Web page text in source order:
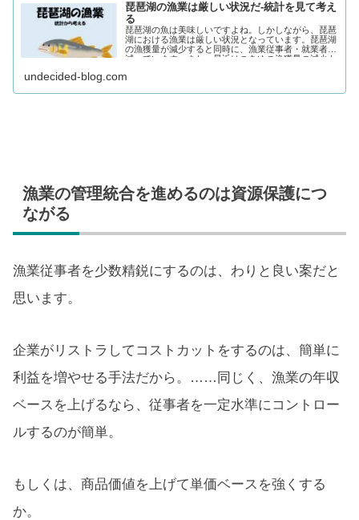
琵琶湖の漁業は厳しい状況だ-統計を見て考え
る
琵琶湖の魚は美味しいですよね。しかしながら、琵琶
湖における漁業は厳しい状況となっています。琵琶湖
の漁獲量が減少すると同時に、漁業従事者・就業者が
減っています。また、最近はこあゆの漁獲量の減少も
undecided-blog.com
漁業の管理統合を進めるのは資源保護につ
ながる
漁業従事者を少数精鋭にするのは、わりと良い案だと
思います。
企業がリストラしてコストカットをするのは、簡単に
利益を増やせる手法だから。……同じく、漁業の年収
ベースを上げるなら、従事者を一定水準にコントロー
ルするのが簡単。
もしくは、商品価値を上げて単価ベースを強くする
か。